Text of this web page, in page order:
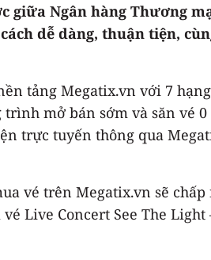
Ngân hàng Thương
dễ dàng, thuận tiện,
tảng Megatix.vn với 7
mở bán sớm và săn vé
trực tuyến thông qua
vé trên Megatix.vn sẽ
Live Concert See The Light